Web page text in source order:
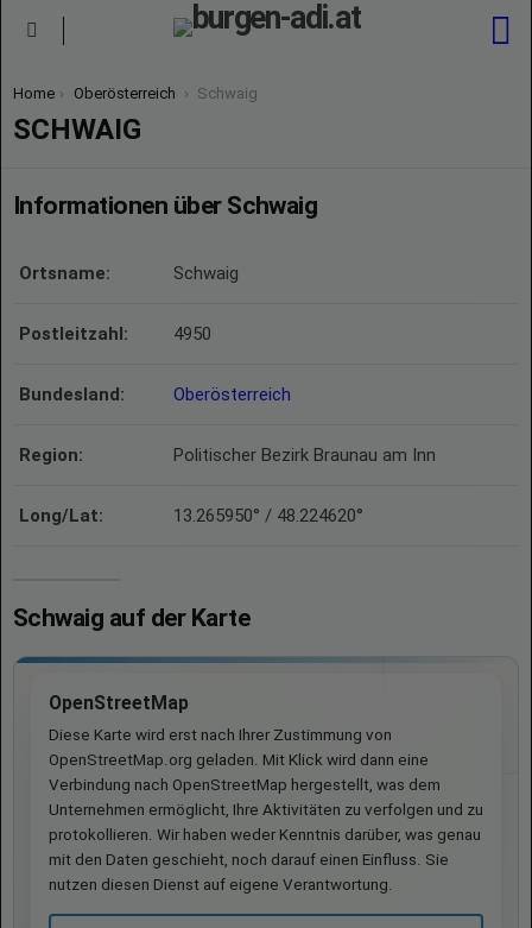
You are here:
Home Oberösterreich Schwaig
SCHWAIG
Informationen über Schwaig
Ortsname: Schwaig
Postleitzahl: 4950
Bundesland: Oberösterreich
Region: Politischer Bezirk Braunau am Inn
Long/Lat: 13.265950° / 48.224620°
Schwaig auf der Karte
OpenStreetMap
Diese Karte wird erst nach Ihrer Zustimmung von
OpenStreetMap.org geladen. Mit Klick wird dann eine
Verbindung nach OpenStreetMap hergestellt, was dem
Unternehmen ermöglicht, Ihre Aktivitäten zu verfolgen und zu
protokollieren. Wir haben weder Kenntnis darüber, was genau
mit den Daten geschieht, noch darauf einen Einfluss. Sie
nutzen diesen Dienst auf eigene Verantwortung.